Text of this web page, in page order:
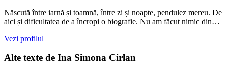
Născută între iarnă și toamnă, între zi și noapte, pendulez mereu. De
aici și dificultatea de a încropi o biografie. Nu am făcut nimic din…
Vezi profilul
Alte texte de Ina Simona Cirlan